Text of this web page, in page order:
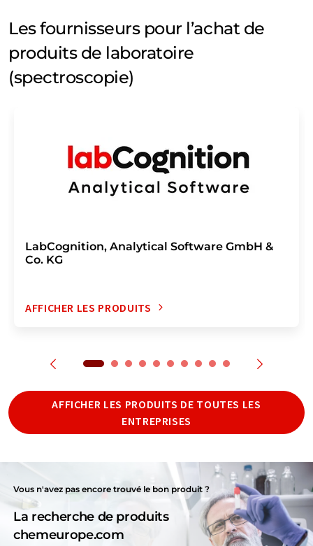
Les fournisseurs pour l’achat de
produits de laboratoire
(spectroscopie)
LabCognition, Analytical Software GmbH &
Co. KG
AFFICHER LES PRODUITS
AFFICHER LES PRODUITS DE TOUTES LES
ENTREPRISES
Vous n'avez pas encore trouvé le bon produit ?
La recherche de produits
chemeurope.com